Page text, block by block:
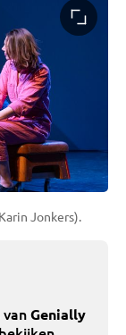
Jonkers).
Genially